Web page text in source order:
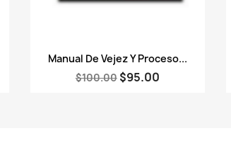
Vista rápida
Manual De Vejez Y Proceso...
$100.00 $95.00